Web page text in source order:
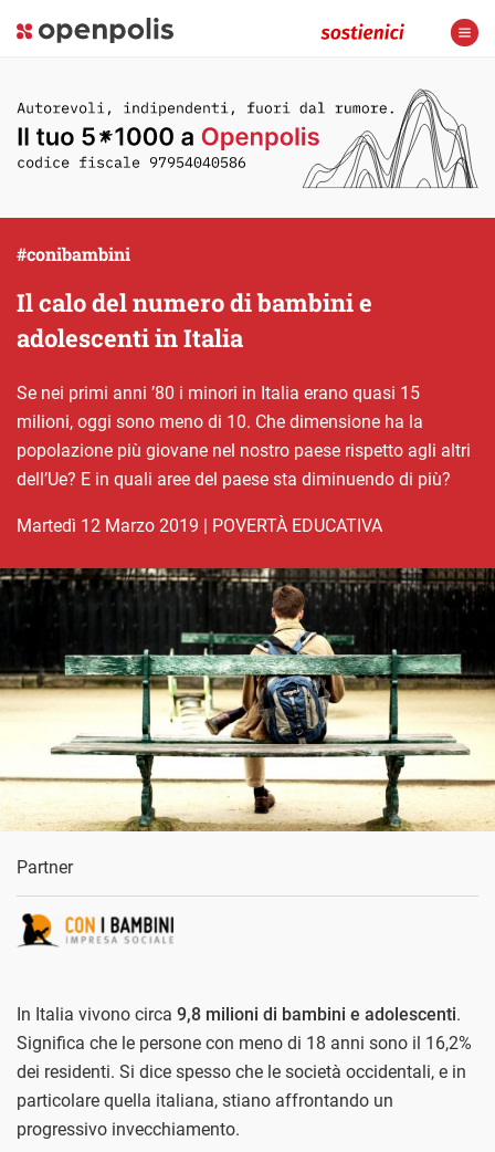
Il calo del numero di bambini e
adolescenti in Italia
#conibambini
Se nei primi anni ’80 i minori in Italia erano quasi 15
milioni, oggi sono meno di 10. Che dimensione ha la
popolazione più giovane nel nostro paese rispetto agli altri
dell’Ue? E in quali aree del paese sta diminuendo di più?
martedì 12 Marzo 2019 | POVERTÀ EDUCATIVA
Partner
In Italia vivono circa 9,8 milioni di bambini e adolescenti.
Significa che le persone con meno di 18 anni sono il 16,2%
dei residenti. Si dice spesso che le società occidentali, e in
particolare quella italiana, stiano affrontando un
progressivo invecchiamento.